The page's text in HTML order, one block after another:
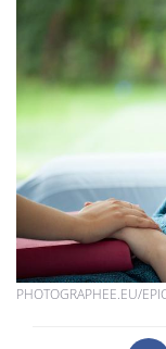
PHOTOGRAPHEE.EU/